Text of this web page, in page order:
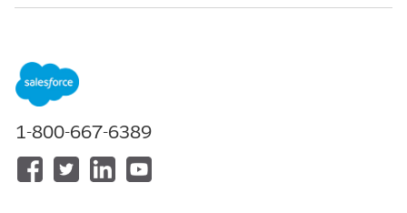
本文章是否解决您的问题？
1-800-667-6389